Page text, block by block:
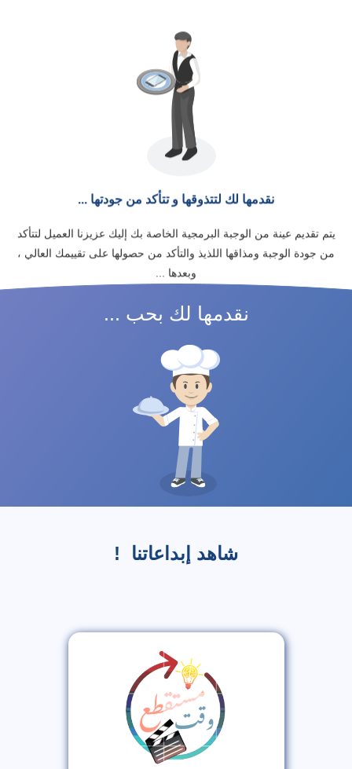
نقدمها لك لتتذوقها و تتأكد من جودتها ...
يتم تقديم عينة من الوجبة البرمجية الخاصة بك إليك عزيزنا العميل لتتأكد
من جودة الوجبة ومذاقها اللذيذ والتأكد من حصولها على تقييمك العالي ،
وبعدها ...
نقدمها لك بحب ...
شاهد إبداعاتنا !